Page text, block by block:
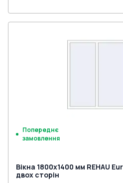
Попереднє
замовлення
Вікна 1800x1400 мм REHAU
двох сторін